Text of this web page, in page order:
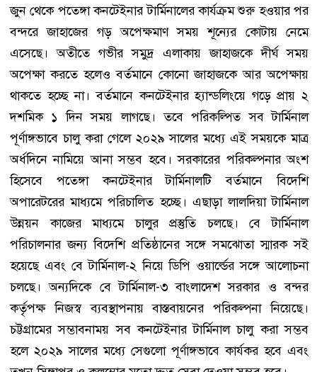
জুন থেকে পতেঙ্গা কনটেইনার টার্মিনালের কার্যক্রম শুরু হওয়ার পর
বন্দরে জাহাজের গড় অপেক্ষমাণ সময় শূন্যের কোটায় নেমে
এসেছে। অতীতে গভীর সমুদ্র এলাকায় জাহাজকে দীর্ঘ সময়
অপেক্ষা করতে হলেও বর্তমানে কোনো জাহাজকে আর অপেক্ষায়
থাকতে হচ্ছে না। বর্তমানে কনটেইনার হ্যান্ডলিংয়ে গড়ে প্রায় ২
দশমিক ১ দিন সময় লাগছে। তবে পরিকল্পিত সব টার্মিনাল
পূর্ণাঙ্গভাবে চালু করা গেলে ২০২৯ সালের মধ্যে এই সময়কে মাত্র
অর্ধদিনে নামিয়ে আনা সম্ভব হবে। সরকারের পরিকল্পনার অংশ
হিসেবে পতেঙ্গা কনটেইনার টার্মিনালটি বর্তমানে বিদেশি
অপারেটরের মাধ্যমে পরিচালিত হচ্ছে। এছাড়া লালদিয়া টার্মিনাল
উন্নয়ন কাজের মাধ্যমে চালুর প্রস্তুতি চলছে। বে টার্মিনাল
পরিচালনার জন্য বিদেশি প্রতিষ্ঠানের সঙ্গে সমঝোতা স্মারক সই
হয়েছে এবং বে টার্মিনাল-২ নিয়ে ডিপি ওয়ার্ল্ডের সঙ্গে আলোচনা
চলছে। অন্যদিকে বে টার্মিনাল-৩ বাংলাদেশ সরকার ও বন্দর
কর্তৃপক্ষ নিজস্ব ব্যবস্থাপনায় বাস্তবায়নের পরিকল্পনা নিয়েছে।
চট্টগ্রামের সম্ভাবনাময় সব কনটেইনার টার্মিনাল চালু করা সম্ভব
হলে ২০২৯ সালের মধ্যে সেগুলো পূর্ণাঙ্গভাবে কার্যকর হবে এবং